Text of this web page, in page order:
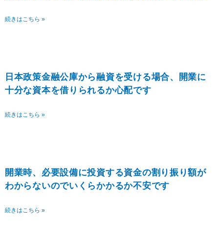
続きはこちら »
日本政策金融公庫から融資を受ける場合、開業に
十分な資本を借りられるか心配です
続きはこちら »
開業時、必要設備に投資する資金の割り振り額が
わからないのでいくらかかるか不安です
続きはこちら »